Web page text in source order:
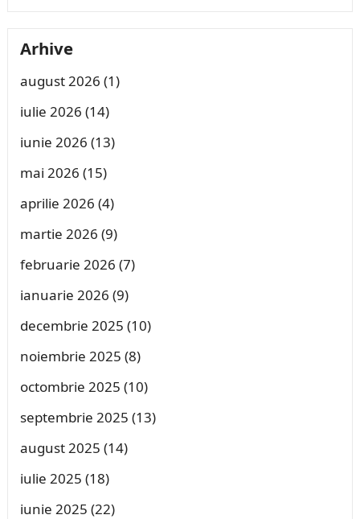
Arhive
august 2026 (1)
iulie 2026 (14)
iunie 2026 (13)
mai 2026 (15)
aprilie 2026 (4)
martie 2026 (9)
februarie 2026 (7)
ianuarie 2026 (9)
decembrie 2025 (10)
noiembrie 2025 (8)
octombrie 2025 (10)
septembrie 2025 (13)
august 2025 (14)
iulie 2025 (18)
iunie 2025 (22)